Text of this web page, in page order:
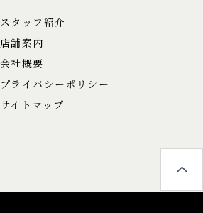
スタッフ紹介
店舗案内
会社概要
プライバシーポリシー
サイトマップ